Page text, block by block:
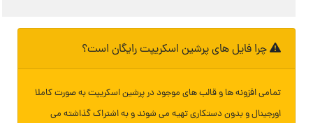
چرا فایل های پرشین اسکریپت رایگان است؟
تمامی افزونه ها و قالب های موجود در پرشین اسکریپت به صورت کاملا
اورجینال و بدون دستکاری تهیه می شوند و به اشتراک گذاشته می